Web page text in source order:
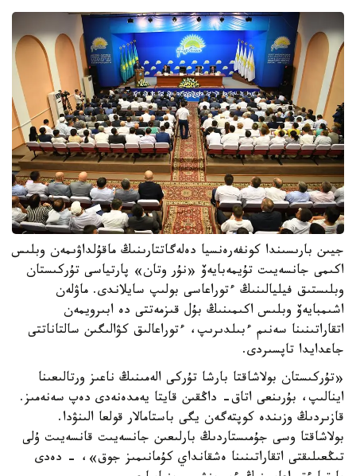
جيىن بارىسىندا كونفەرەنسيا دەلەگاتتارىنىڭ ماقۇلداۋىمەن وبلىس
اكىمى جانسەيىت تۇيمەبايەۆ «نۇر وتان» پارتياسى تۇركىستان
وبلىستىق فيليالىنىڭ ءتوراعاسى بولىپ سايلاندى. ماۋلەن
اشىمبايەۆ وبلىس اكىمىنىڭ بۇل قىزمەتتى دە ابىرويمەن
اتقاراتىنىنا سەنىم ءبىلدىرىپ، ءتوراعالىق كۋالىگىن سالتاناتتى
جاعدايدا تاپسىردى.
«تۇركىستان بولاشاقتا بارشا تۇركى الەمىنىڭ ناعىز ورتالىعىنا
اينالىپ، بۇرىنعى اتاق- داڭقىن قايتا يەمدەنەدى دەپ سەنەمىز.
قازىردىڭ وزىندە كوپتەگەن يگى باستامالار قولعا الىنۋدا.
بولاشاقتا وسى جۇمىستاردىڭ بارلىعىن جانسەيىت قانسەيىت ۇلى
تىڭعىلىقتى اتقاراتىنىنا ەشقانداي كۇمانىمىز جوق»، - دەدى